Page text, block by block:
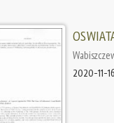
2020-11-16